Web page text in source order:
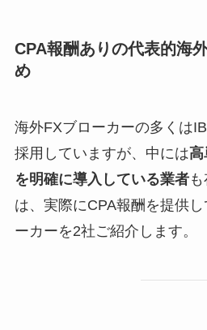
CPA報酬ありの代表的海
め
海外FXブローカーの多くは
採用していますが、中には高
を明確に導入している業者も
は、実際にCPA報酬を提供
ーカーを2社ご紹介します。